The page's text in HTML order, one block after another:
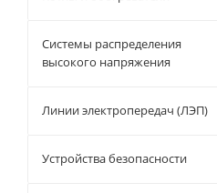
Системы распределения
высокого напряжения
Линии электропередач (ЛЭП)
Устройства безопасности